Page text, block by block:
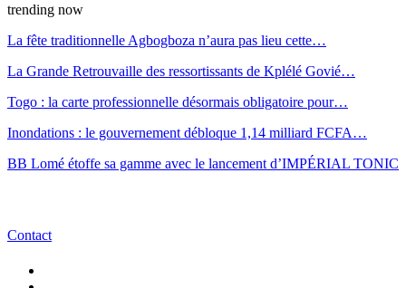
trending now
La fête traditionnelle Agbogboza n’aura pas lieu cette…
La Grande Retrouvaille des ressortissants de Kplélé Govié…
Togo : la carte professionnelle désormais obligatoire pour…
Inondations : le gouvernement débloque 1,14 milliard FCFA…
BB Lomé étoffe sa gamme avec le lancement d’IMPÉRIAL TONIC
Contact